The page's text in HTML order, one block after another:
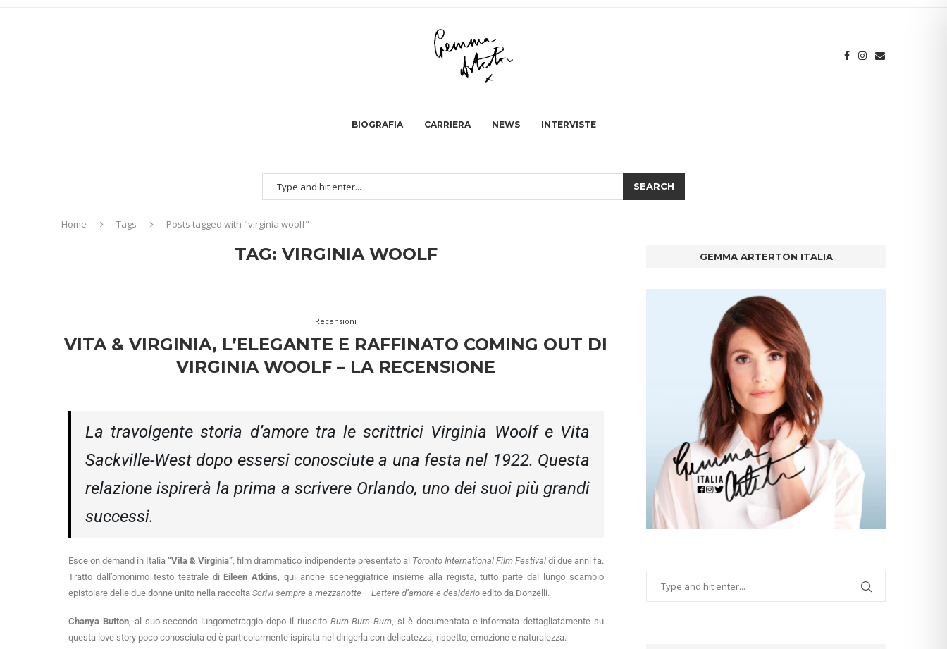
BIOGRAFIA CARRIERA NEWS INTERVISTE
SEARCH
Home Tags Posts tagged with "virginia woolf"
TAG: VIRGINIA WOOLF
Recensioni
VITA & VIRGINIA, L’ELEGANTE E RAFFINATO COMING OUT DI
VIRGINIA WOOLF – LA RECENSIONE
La travolgente storia d’amore tra le scrittrici Virginia Woolf e Vita
Sackville-West dopo essersi conosciute a una festa nel 1922. Questa
relazione ispirerà la prima a scrivere Orlando, uno dei suoi più grandi
successi.
Esce on demand in Italia“Vita & Virginia” , film drammatico indipendente presentato al Toronto International Film Festivaldi due anni fa.
Tratto dall’omonimo testo teatrale di Eileen Atkins , qui anche sceneggiatrice insieme alla regista, tutto parte dal lungo scambio
epistolare delle due donne unito nella raccolta Scrivi sempre a mezzanotte – Lettere d’amore e desiderio edito da Donzelli.
Chanya Button, al suo secondo lungometraggio dopo il riuscito Burn Burn Burn , si è documentata e informata dettagliatamente su
questa love story poco conosciuta ed è particolarmente ispirata nel dirigerla con delicatezza, rispetto, emozione e naturalezza.
GEMMA ARTERTON ITALIA